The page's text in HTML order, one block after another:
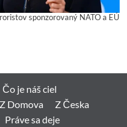
sponzorovaný NATO a EÚ
Čo je náš ciel
Z Domova
Z Česka
Práve sa deje